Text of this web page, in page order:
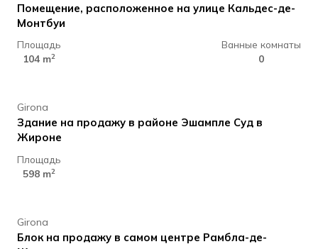
Помещение, расположенное на улице Кальдес-де-
Монтбуи
Площадь
104 m2
Ванные комнаты
0
990.000 €
Girona
Здание на продажу в районе Эшампле Суд в
Жироне
Площадь
598 m2
1.950.000 €
Girona
Блок на продажу в самом центре Рамбла-де-